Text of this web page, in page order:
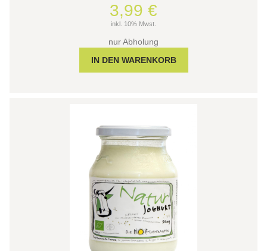
3,99 €
inkl. 10% Mwst.
nur Abholung